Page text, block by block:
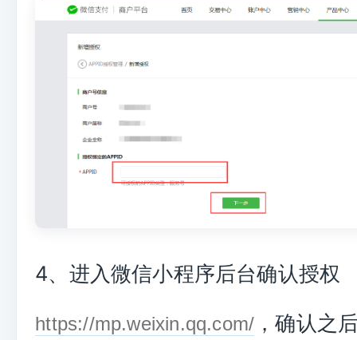
4、进入微信小程序后台确认授权
https://mp.weixin.qq.com/ ，确认之